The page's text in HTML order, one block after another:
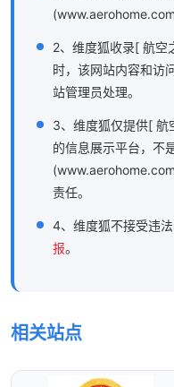
2、维度狐收录[ 航
时，该网站内容和访
站管理员处理。
3、维度狐仅提供[
的信息展示平台，不
责任。
4、维度狐不接受违
报。
相关站点